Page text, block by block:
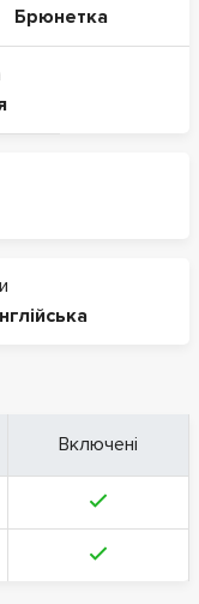
Брюнетка
Включені